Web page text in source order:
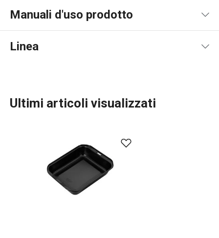
Manuali d'uso prodotto
Linea
Ultimi articoli visualizzati